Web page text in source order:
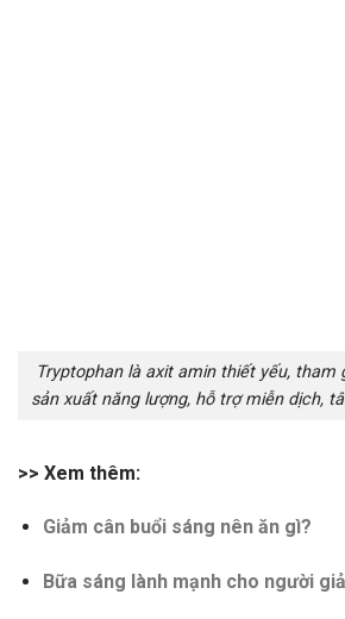
Tryptophan là axit amin thiết yếu, tham
sản xuất năng lượng, hỗ trợ miễn dịch,
>> Xem thêm:
Giảm cân buổi sáng nên ăn gì?
Bữa sáng lành mạnh cho người